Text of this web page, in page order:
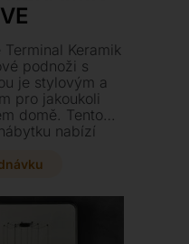
Keramik
podnoži s
je stylovým a
pro jakoukoli
domě. Tento
nabízí
laminované